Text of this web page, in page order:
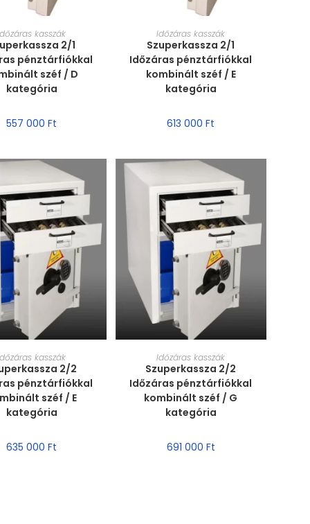
VÁLASZTÁSA
kasszák
2/1
pénztárfiókkal
széf / D
kategória
557 000Ft
MÉRET VÁLASZTÁSA
Időzáras kasszák
Szuperkassza 2/1
Időzáras pénztárfiókkal
kombinált széf / E
kategória
613 000Ft
VÁLASZTÁSA
kasszák
2/2
pénztárfiókkal
széf / E
kategória
635 000Ft
MÉRET VÁLASZTÁSA
Időzáras kasszák
Szuperkassza 2/2
Időzáras pénztárfiókkal
kombinált széf / G
kategória
691 000 Ft